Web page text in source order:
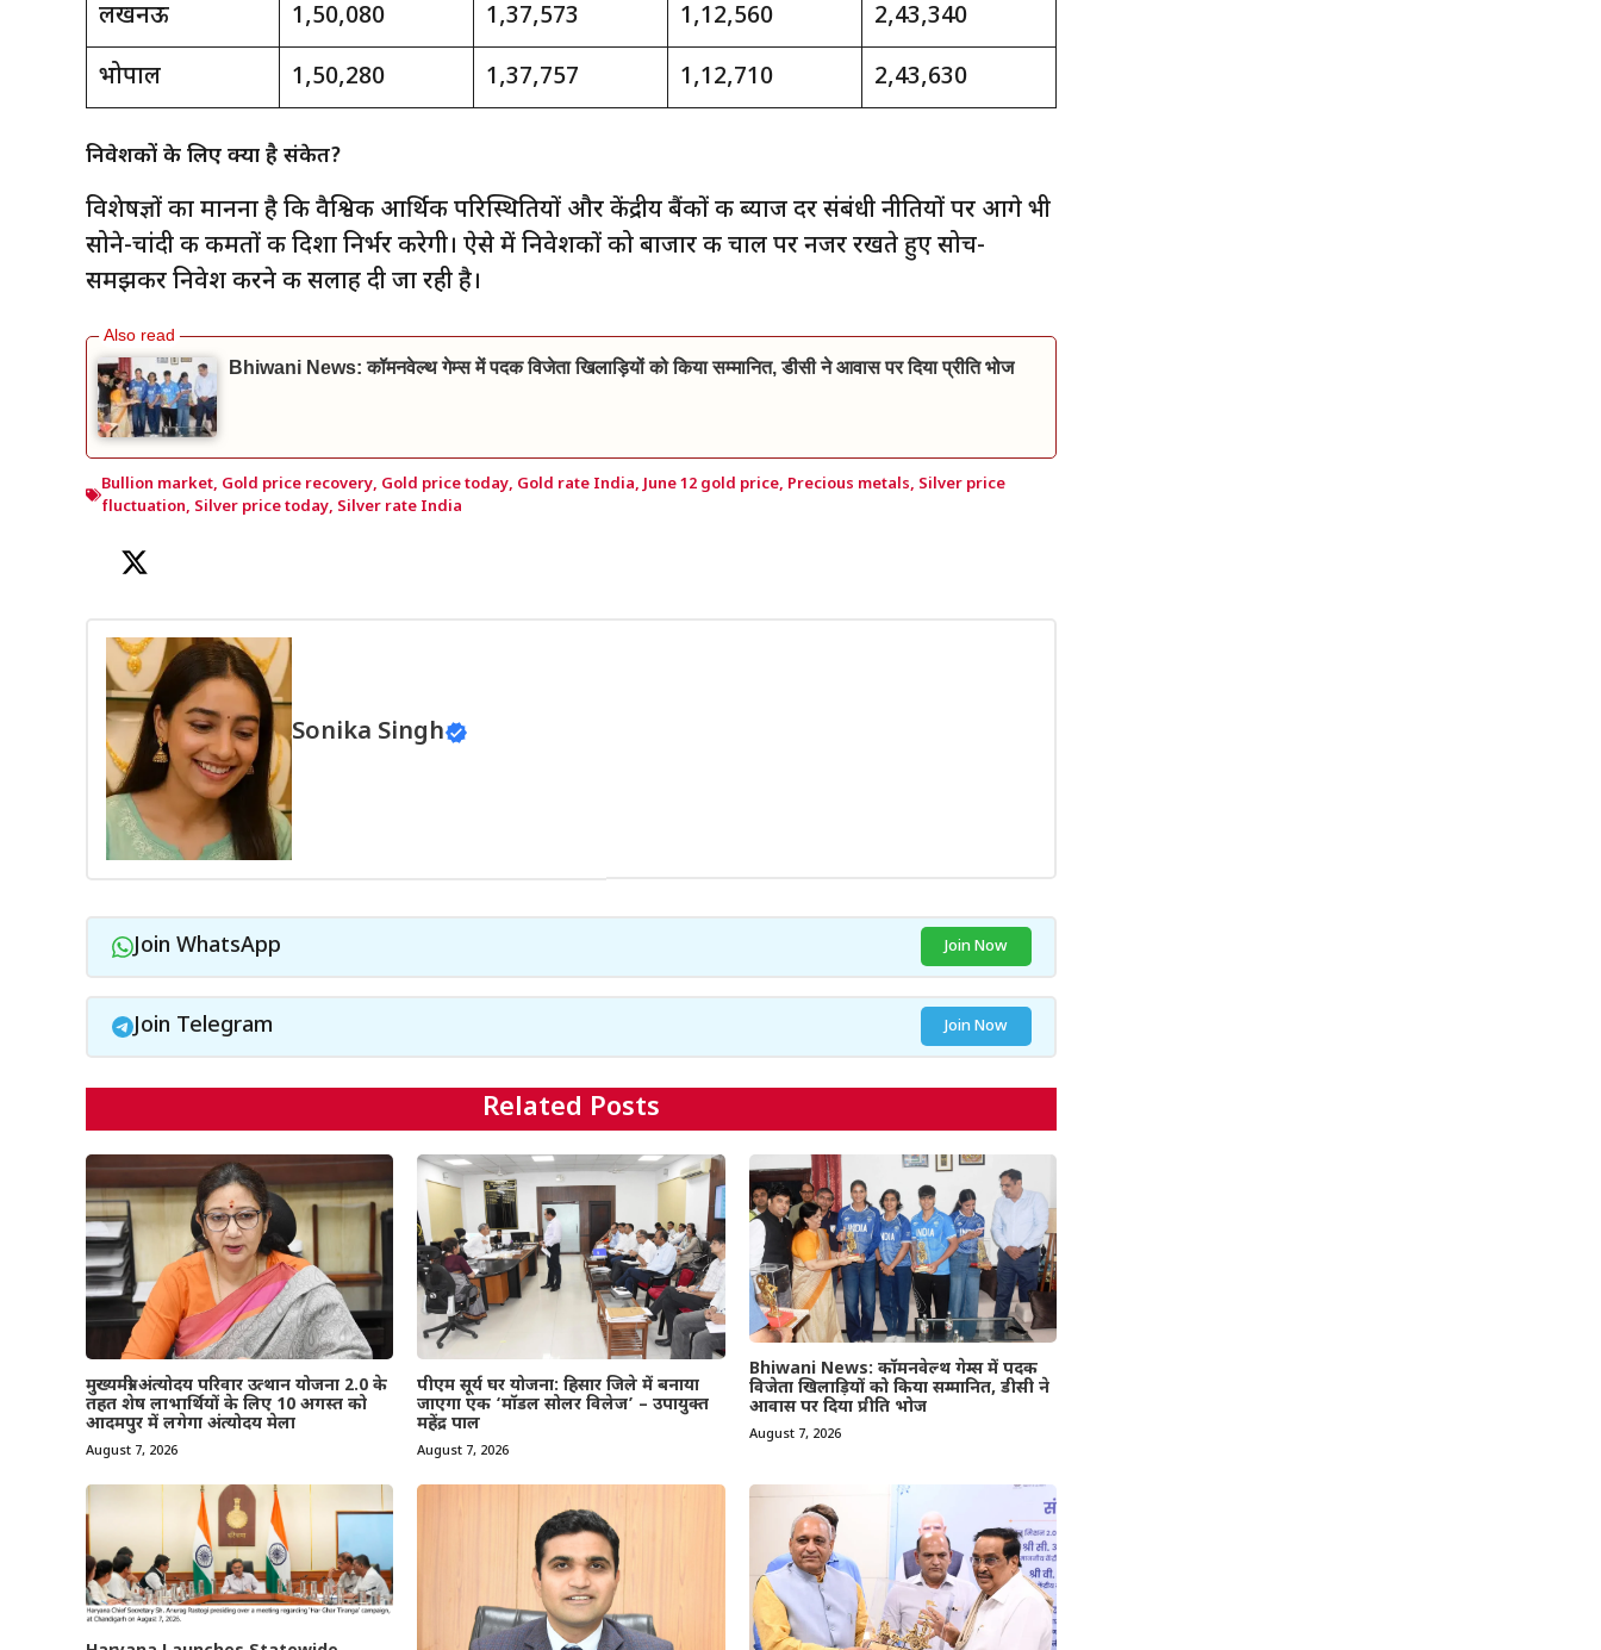
लखनऊ
₹1,50,080 ₹1,37,573 ₹1,12,560
₹2,43,340
भोपाल
₹1,50,280 ₹1,37,757 ₹1,12,710 ₹2,43,630
निवेशकों के लिए क्या है संकेत?
विशेषज्ञों का मानना है कि वैश्विक आर्थिक परिस्थितियों और केंद्रीय बैंकों की ब्याज दर संबंधी नीतियों पर आगे भी
सोने-चांदी की कीमतों की दिशा निर्भर करेगी। ऐसे में निवेशकों को बाजार की चाल पर नजर रखते हुए सोच-
समझकर निवेश करने की सलाह दी जा रही है।
Bhiwani News: कॉमनवेल्थ गेम्स में पदक विजेता खिलाड़ियों को किया सम्मानित, डीसी ने आवास पर दिया प्रीति भोज
Bullion market, Gold price recovery, Gold price today, Gold rate India, June 12 gold price, Precious metals, Silver price
fluctuation, Silver price today, Silver rate India
Sonika Singh
Join WhatsApp Join Now
Join Telegram Join Now
Related Posts
मुख्यमंत्री अंत्योदय परिवार उत्थान योजना 2.0 के
तहत शेष लाभार्थियों के लिए 10 अगस्त को
आदमपुर में लगेगा अंत्योदय मेला
August 7, 2026
पीएम सूर्य घर योजना: हिसार जिले में बनाया
जाएगा एक ‘मॉडल सोलर विलेज’ – उपायुक्त
महेंद्र पाल
August 7, 2026
Bhiwani News: कॉमनवेल्थ गेम्स में पदक
विजेता खिलाड़ियों को किया सम्मानित, डीसी ने
आवास पर दिया प्रीति भोज
August 7, 2026